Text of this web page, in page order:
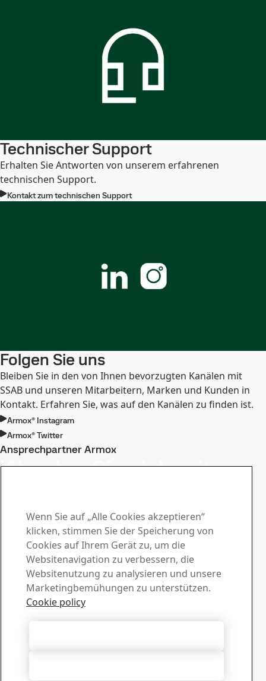
Technischer Support
Erhalten Sie Antworten von unserem erfahrenen
technischen Support.
Kontakt zum technischen Support
Folgen Sie uns
Bleiben Sie in den von Ihnen bevorzugten Kanälen mit
SSAB und unseren Mitarbeitern, Marken und Kunden in
Kontakt. Erfahren Sie, was auf den Kanälen zu finden ist.
Armox® Instagram
Armox® Twitter
Ansprechpartner Armox
Wenden Sie sich mit
Anfragen an uns
Download-Center
Laden Sie Broschüren, Zertifikate und anderes Material
von SSAB herunter.
Zu den Downloads
Vertrieb
Wenden Sie sich bei Fragen zum Verkauf und zu
Tech Support
Wenn Sie auf „Alle Cookies akzeptieren“
klicken, stimmen Sie der Speicherung von
Cookies auf Ihrem Gerät zu, um die
Websitenavigation zu verbessern, die
Websitenutzung zu analysieren und unsere
Marketingbemühungen zu unterstützen.
Cookie policy